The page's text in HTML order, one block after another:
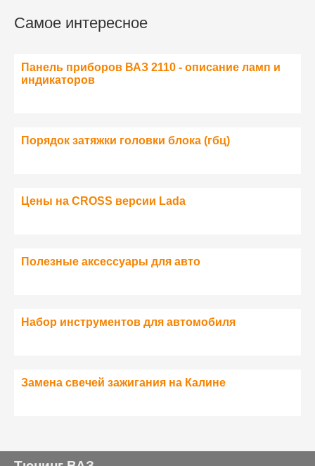
Самое интересное
Панель приборов ВАЗ 2110 - описание ламп и
индикаторов
Порядок затяжки головки блока (гбц)
Цены на CROSS версии Lada
Полезные аксессуары для авто
Набор инструментов для автомобиля
Замена свечей зажигания на Калине